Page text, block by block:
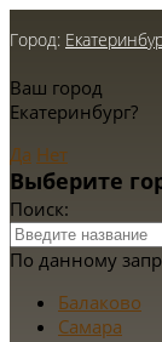
Город:
Ваш город
Екатеринбург?
Да Нет
Выберите
Поиск:
По данному
Балаково
Самара